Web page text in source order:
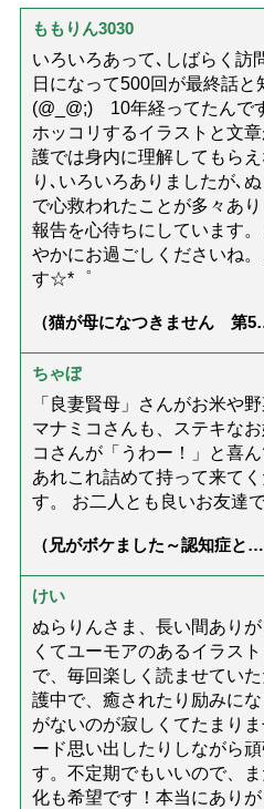
ももりん3030
いろいろあって､しばらく訪
日になって500回が最終話と
(@_@;) 10年経ってたんで
ホッコリするイラストと文
護では身内に理解してもら
り､いろいろありましたが､
で心救われたことが多々あ
報告を心待ちにしています
やかにお過ごしくださいね
す☆*゜
（猫が母になつきません 第
ちゃぼ
「良妻賢母」さんがお米や
マナミコさんも、ステキな
コさんが「うわー！」と喜
あれこれ詰めて持って来て
す。 お二人とも良いお友達で
（兄がボケました～認知症と介
達』が届きました」）
けい
ぬらりんさま、長い間あり
くてユーモアのあるイラス
で、毎回楽しく読ませてい
護中で、癒されたり励みに
がないのが寂しくてたまり
ード思い出したりしながら
す。不定期でもいいので、
化も希望です！本当にありが